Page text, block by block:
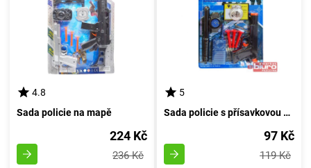
4.8
Sada policie na mapě
224 Kč
236 Kč
5
Sada policie s přísavkovou pistolí - 1
97 Kč
119 Kč